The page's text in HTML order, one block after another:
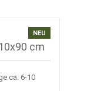
NEU
cm
ca. 6-10